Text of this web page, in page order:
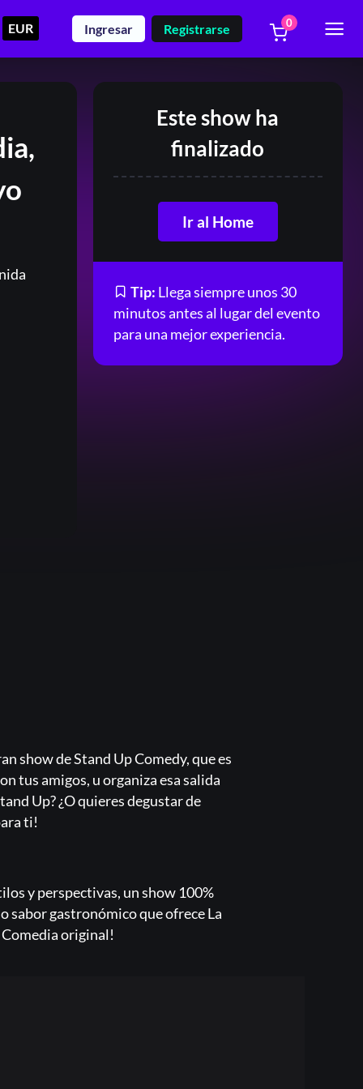
EUR Ingresar Registrarse 0
Este show ha
finalizado
Ir al Home
Tip: Llega siempre unos 30
minutos antes al lugar del evento
para una mejor experiencia.
show de Stand Up Comedy, que es
tus amigos, u organiza esa salida
Up? ¿O quieres degustar de
ti!
y perspectivas, un show 100%
sabor gastronómico que ofrece La
Comedia original!